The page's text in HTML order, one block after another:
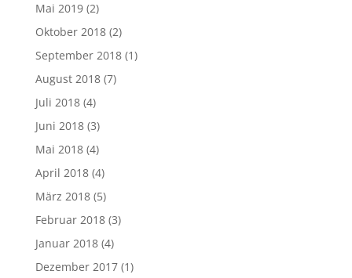
Mai 2019(2)
Oktober 2018(2)
September 2018(1)
August 2018(7)
Juli 2018(4)
Juni 2018(3)
Mai 2018(4)
April 2018(4)
März 2018(5)
Februar 2018(3)
Januar 2018(4)
Dezember 2017(1)